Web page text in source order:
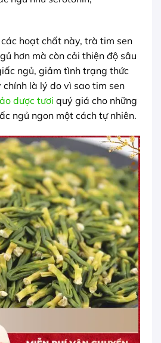
hoạt chất này, trà tim sen
hơn mà còn cải thiện độ sâu
ngủ, giảm tình trạng thức
là lý do vì sao tim sen
dược tươi quý giá cho những
ngủ ngon một cách tự nhiên.